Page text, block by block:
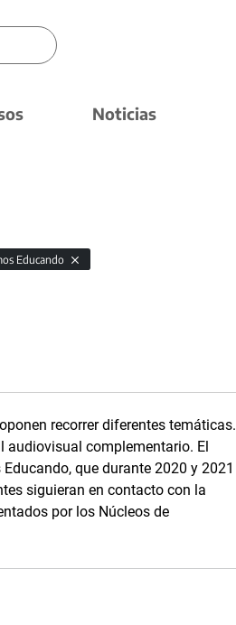
Noticias
Educando
recorrer diferentes temáticas.
audiovisual complementario. El
que durante 2020 y 2021
siguieran en contacto con la
por los Núcleos de